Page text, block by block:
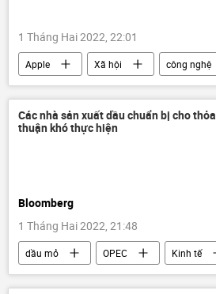
1 Tháng Hai 2022, 22:01
Apple Xã hội công nghệ
Các nhà sản xuất dầu chuẩn bị cho thỏa
thuận khó thực hiện
Bloomberg
1 Tháng Hai 2022, 21:48
dầu mỏ OPEC
Kinh tế
giá dầu
Báo chí thế giới